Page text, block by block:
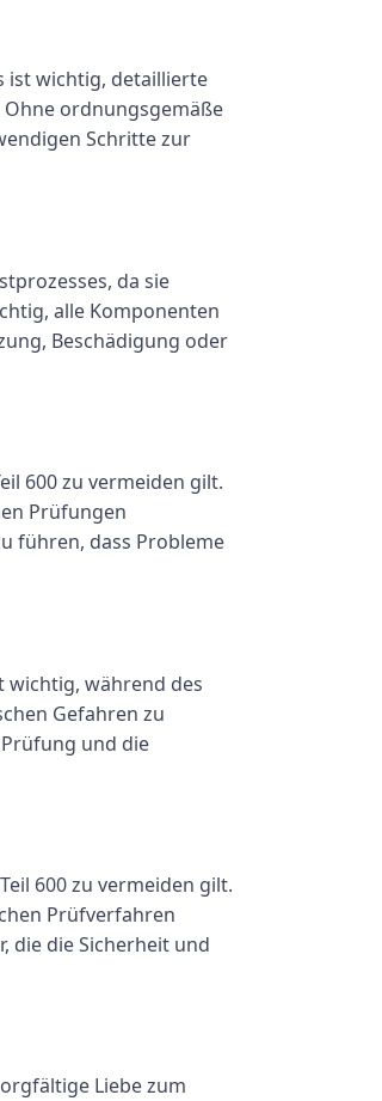
ist wichtig, detaillierte
ordnungsgemäße
Schritte zur
da sie
alle Komponenten
Beschädigung oder
600 zu vermeiden gilt.
Prüfungen
führen, dass Probleme
wichtig, während des
Gefahren zu
und die
600 zu vermeiden gilt.
Prüfverfahren
die die Sicherheit und
Liebe zum